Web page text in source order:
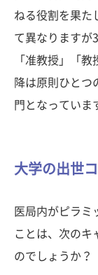
ねる役割を果た
て異なりますが
「准教授」「
降は原則ひとつ
門となっていま
大学の出世
医局内がピラミ
ことは、次のキ
のでしょうか？